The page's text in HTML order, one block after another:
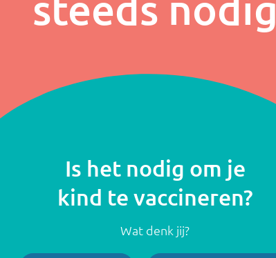
Is het nodig om je
kind te vaccineren?
Wat denk jij?